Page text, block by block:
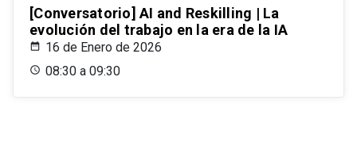
[Conversatorio] AI and Reskilling | La
evolución del trabajo en la era de la IA
16 de Enero de 2026
08:30 a 09:30